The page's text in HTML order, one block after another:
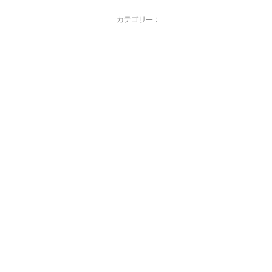
カテゴリー：